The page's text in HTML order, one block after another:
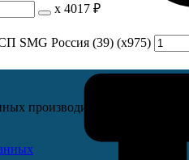
х 4017 ₽
SMG Россия (39) (х975)
производителей, не